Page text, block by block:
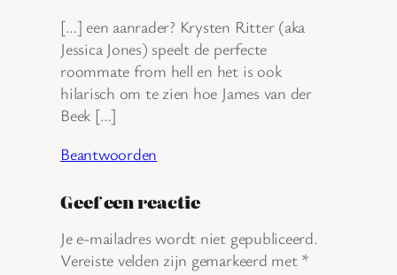
[…] een aanrader? Krysten Ritter (aka
Jessica Jones) speelt de perfecte
roommate from hell en het is ook
hilarisch om te zien hoe James van der
Beek […]
Beantwoorden
Geef een reactie
Je e-mailadres wordt niet gepubliceerd.
Vereiste velden zijn gemarkeerd met *